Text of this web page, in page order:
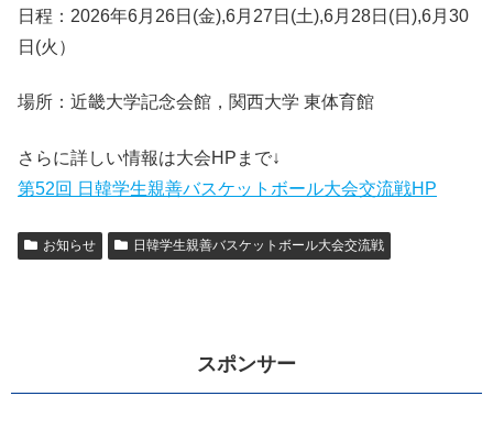
日程：2026年6月26日(金),6月27日(土),6月28日(日),6月30
日(火）
場所：近畿大学記念会館，関西大学 東体育館
さらに詳しい情報は大会HPまで↓
第52回 日韓学生親善バスケットボール大会交流戦HP
お知らせ 日韓学生親善バスケットボール大会交流戦
スポンサー